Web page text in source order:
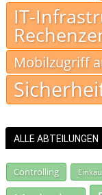
IT-
Mobilzugriff
ALLE ABTEILUNGEN
Controlling